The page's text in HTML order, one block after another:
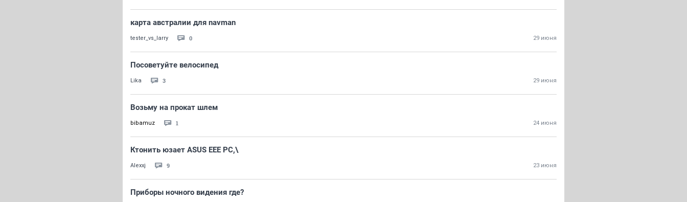
карта австралии для navman
tester_vs_larry 0 29 июня
Посоветуйте велосипед
Lika 3 29 июня
Возьму на прокат шлем
bibamuz 1 24 июня
Ктонить юзает ASUS EEE PC,\
Alexxj 9 23 июня
Приборы ночного видения где?